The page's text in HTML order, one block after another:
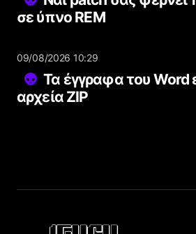
σε ύπνο REM
09/08/2026 10:29
Τα έγγραφα του Word
αρχεία ZIP